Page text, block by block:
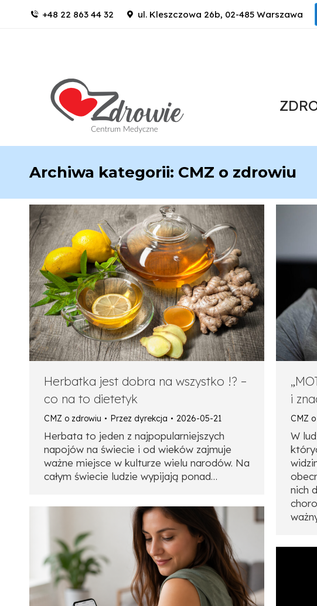
+48 22 863 44 32 ul. Kleszczowa 26b, 02-485 Warszawa
Archiwa kategorii: CMZ o zdrowiu
Herbatka jest dobra na wszystko !? –
co na to dietetyk
CMZ o zdrowiu Przez dyrekcja 2026-05-21
Herbata to jeden z najpopularniejszych
napojów na świecie i od wieków zajmuje
ważne miejsce w kulturze wielu narodów. Na
całym świecie ludzie wypijają ponad…
i
CMZ
W
nich